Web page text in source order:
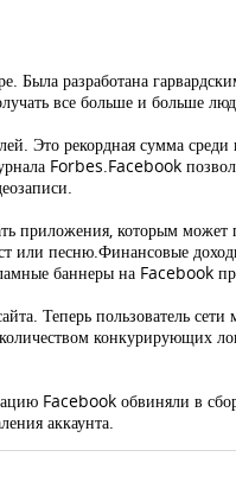
разработана
все больше и больше
Это рекордная сумма
Forbes.Facebook
которым может
или песню.Финансовые
баннеры на Facebook
Теперь пользователь
конкурирующих
Facebook обвиняли в
аккаунта.